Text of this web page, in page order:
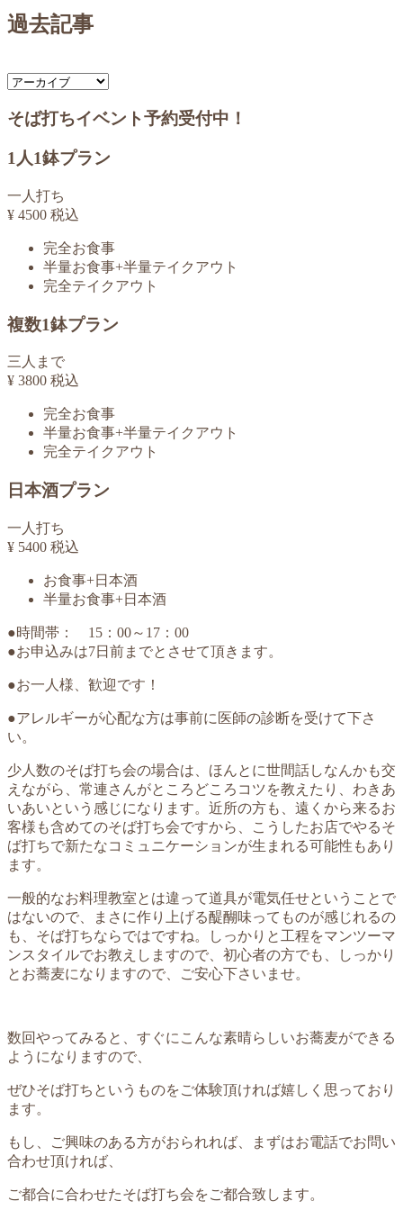
過去記事
そば打ちイベント予約受付中！
1人1鉢プラン
一人打ち
¥ 4500 税込
完全お食事
半量お食事+半量テイクアウト
完全テイクアウト
複数1鉢プラン
三人まで
¥ 3800 税込
完全お食事
半量お食事+半量テイクアウト
完全テイクアウト
日本酒プラン
一人打ち
¥ 5400 税込
お食事+日本酒
半量お食事+日本酒
●時間帯： 15：00～17：00
●お申込みは7日前までとさせて頂きます。
●お一人様、歓迎です！
●アレルギーが心配な方は事前に医師の診断を受けて下さ
い。
少人数のそば打ち会の場合は、ほんとに世間話しなんかも交
えながら、常連さんがところどころコツを教えたり、わきあ
いあいという感じになります。近所の方も、遠くから来るお
客様も含めてのそば打ち会ですから、こうしたお店でやるそ
ば打ちで新たなコミュニケーションが生まれる可能性もあり
ます。
一般的なお料理教室とは違って道具が電気任せということで
はないので、まさに作り上げる醍醐味ってものが感じれるの
も、そば打ちならではですね。しっかりと工程をマンツーマ
ンスタイルでお教えしますので、初心者の方でも、しっかり
とお蕎麦になりますので、ご安心下さいませ。
数回やってみると、すぐにこんな素晴らしいお蕎麦ができる
ようになりますので、
ぜひそば打ちというものをご体験頂ければ嬉しく思っており
ます。
もし、ご興味のある方がおられれば、まずはお電話でお問い
合わせ頂ければ、
ご都合に合わせたそば打ち会をご都合致します。